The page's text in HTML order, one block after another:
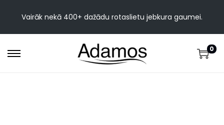
Vairāk nekā 400+ dažādu rotaslietu jebkura gaumei.
0